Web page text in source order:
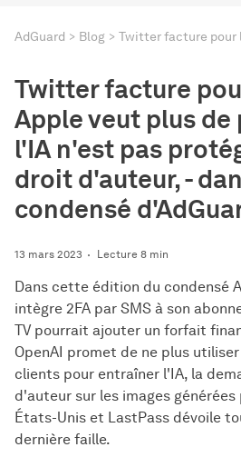
AdGuard Blog
Twitter facture
Apple veut plus de
l'IA n'est pas
droit d'auteur, -
condensé
13 mars 2023 Lecture 8 min
Dans cette édition du condensé
intègre 2FA par SMS à son
TV pourrait ajouter un forfait
OpenAI promet de ne plus
clients pour entraîner l'IA, la
d'auteur sur les images
États-Unis et LastPass dévoile
dernière faille.